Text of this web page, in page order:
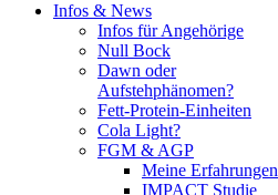
Infos & News
Infos für Angehörige
Null Bock
Dawn oder
Aufstehphänomen?
Fett-Protein-Einheiten
Cola Light?
FGM & AGP
Meine Erfahrungen
IMPACT Studie